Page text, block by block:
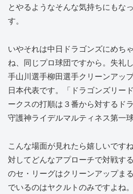
とやるようなそんな気持ちにもな
す。
いやそれは中日ドラゴンズにめち
ね、同じプロ球団ですから。失礼
手山川選手柳田選手クリーンアッ
日本代表です。「ドラゴンズリー
ークスの打順は３番から対するド
守護神ライデルマルティネス第一球
こんな場面が見れたら嬉しいです
対してどんなアプローチで対戦す
のセ・リーグはクリーンアップま
でいるのはヤクルトのみですよね